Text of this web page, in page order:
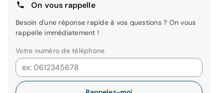
On vous rappelle
Besoin d'une réponse rapide à vos questions ? On vous
rappelle immédiatement !
Votre numéro de téléphone